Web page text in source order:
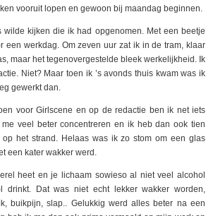
vooruit lopen en gewoon bij maandag beginnen.
kijken die ik had opgenomen. Met een beetje
werkdag. Om zeven uur zat ik in de tram, klaar
maar het tegenovergestelde bleek werkelijkheid. Ik
Niet? Maar toen ik ’s avonds thuis kwam was ik
gewerkt dan.
voor Girlscene en op de redactie ben ik net iets
veel beter concentreren en ik heb dan ook tien
het strand. Helaas was ik zo stom om een glas
een kater wakker werd.
heet en je lichaam sowieso al niet veel alcohol
Dat was niet echt lekker wakker worden,
buikpijn, slap.. Gelukkig werd alles beter na een